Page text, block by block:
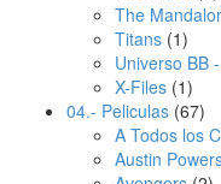
The
Titans (1)
Universo BB
X-Files (1)
04.- Peliculas (67)
A Todos los
Austin